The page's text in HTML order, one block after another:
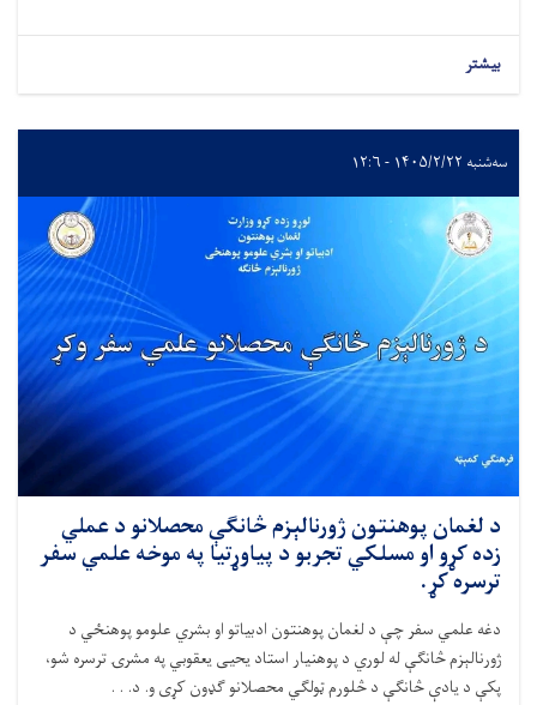
بیشتر
سه‌شنبه ۱۴۰۵/۲/۲۲ - ۱۲:۶
د لغمان پوهنتون ژورنالېزم څانګې محصلانو د عملي
زده کړو او مسلکي تجربو د پیاوړتیا په موخه علمي سفر
ترسره کړ.
دغه علمي سفر چې د لغمان پوهنتون ادبیاتو او بشري علومو پوهنځي د
ژورنالېزم څانګې له لوري د پوهنیار استاد یحیی یعقوبي په مشرۍ ترسره شو،
پکې د یادې څانګې د څلورم ټولګي محصلانو ګډون کړی و. د. . .